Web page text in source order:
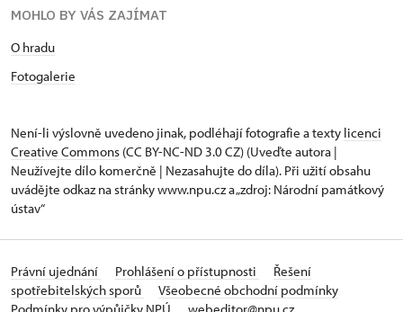
MOHLO BY VÁS ZAJÍMAT
O hradu
Fotogalerie
Není-li výslovně uvedeno jinak, podléhají fotografie a texty licenci
Creative Commons (CC BY-NC-ND 3.0 CZ) (Uveďte autora |
Neužívejte dílo komerčně | Nezasahujte do díla). Při užití obsahu
uvádějte odkaz na stránky www.npu.cz a „zdroj: Národní památkový
ústav“
Právní ujednání Prohlášení o přístupnosti
Řešení
spotřebitelských sporů
Všeobecné obchodní podmínky